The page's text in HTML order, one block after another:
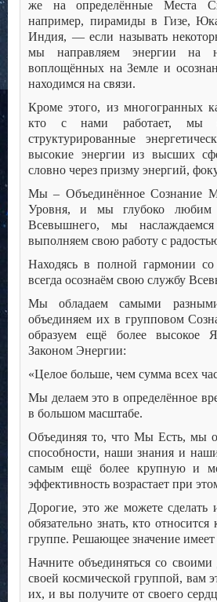
же на определённые Места
например, пирамиды в Гизе,
Индия, — если называть
мы направляем энергии на
воплощённых на Земле и
находимся на связи.
Кроме этого, из многогранных
кто с нами работает, мы
структурированные
высокие энергии из высших
словно через призму энергий,
Мы – Объединённое Сознание
Уровня, и мы глубоко
Всевышнего, мы
выполняем свою работу с
Находясь в полной гармонии
всегда осознаём свою службу
Мы обладаем самыми
объединяем их в групповом
образуем ещё более высокое
Законом Энергии:
«Целое больше, чем сумма всех
Мы делаем это в определённое
в большом масштабе.
Объединяя то, что Мы Есть, мы
способности, наши знания и
самым ещё более крупную и
эффективность возрастает при
Дорогие, это же можете
обязательно знать, кто
группе. Решающее значение
Начните объединяться со
своей космической группой, вам
их, и вы получите от своего